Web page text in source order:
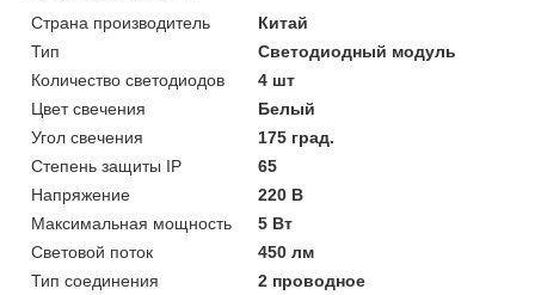
Страна производитель
Китай
Тип
Светодиодный модуль
Количество светодиодов
4 шт
Цвет свечения
Белый
Угол свечения
175 град.
Степень защиты IP
65
Напряжение
220 В
Максимальная мощность
5 Вт
Световой поток
450 лм
Тип соединения
2 проводное